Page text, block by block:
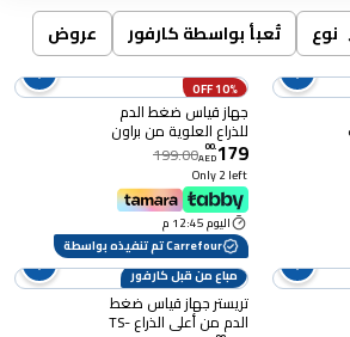
نوع تُعبأ بواسطة كارفور عروض
10% OFF
جهاز قياس ضغط الدم
للذراع العلوية من براون
Exact Fit، موديل
BUA6150CEME.
179
.
00
AED
199.00
Only 2 left
اليوم 12:45 م
Carrefour تم تنفيذه بواسطة
مباع من قبل كارفور
تريستر جهاز قياس ضغط
الدم من أعلى الذراع TS-